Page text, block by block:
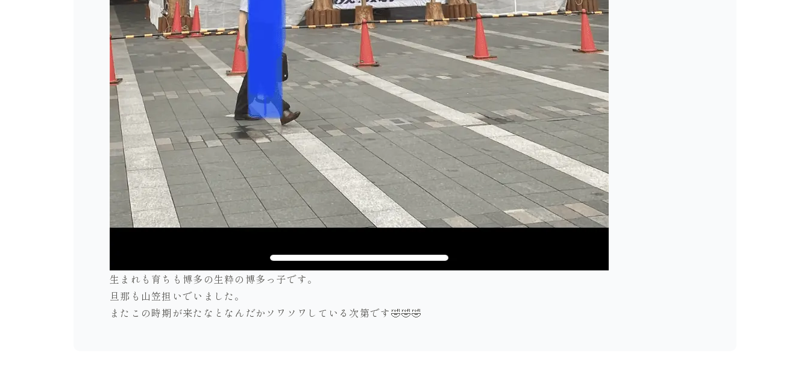
生まれも育ちも博多の生粋の博多っ子です。
旦那も山笠担いでいました。
またこの時期が来たなとなんだかソワソワしている次第です🤣🤣🤣